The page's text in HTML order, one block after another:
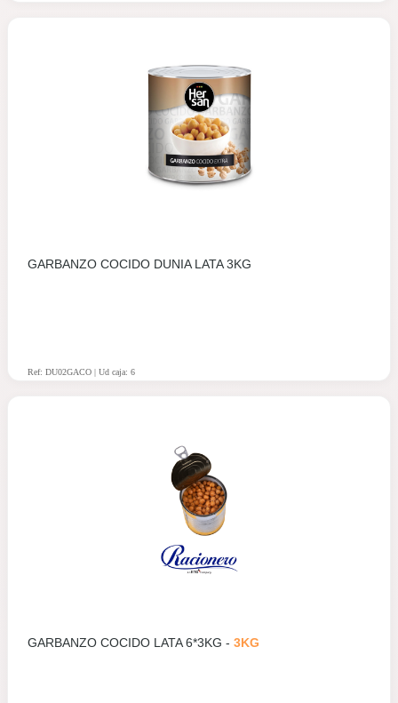
GARBANZO COCIDO DUNIA LATA 3KG
Ref: DU02GACO | Ud caja: 6
GARBANZO COCIDO LATA 6*3KG - 3KG